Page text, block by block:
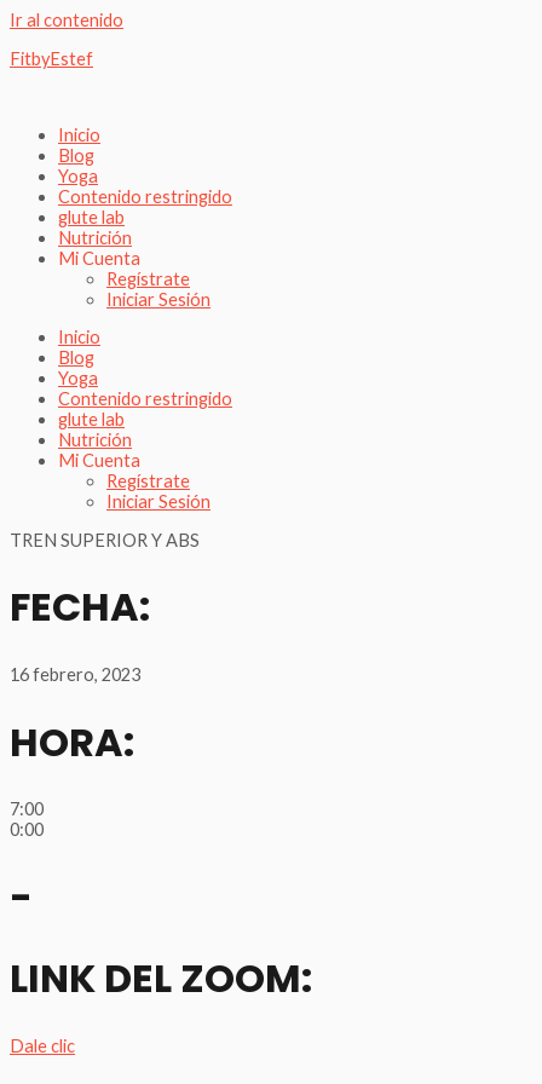
Ir al contenido
FitbyEstef
Inicio
Blog
Yoga
Contenido restringido
glute lab
Nutrición
Mi Cuenta
Regístrate
Iniciar Sesión
Inicio
Blog
Yoga
Contenido restringido
glute lab
Nutrición
Mi Cuenta
Regístrate
Iniciar Sesión
TREN SUPERIOR Y ABS
FECHA:
16 febrero, 2023
HORA:
7:00
0:00
-
LINK DEL ZOOM:
Dale clic